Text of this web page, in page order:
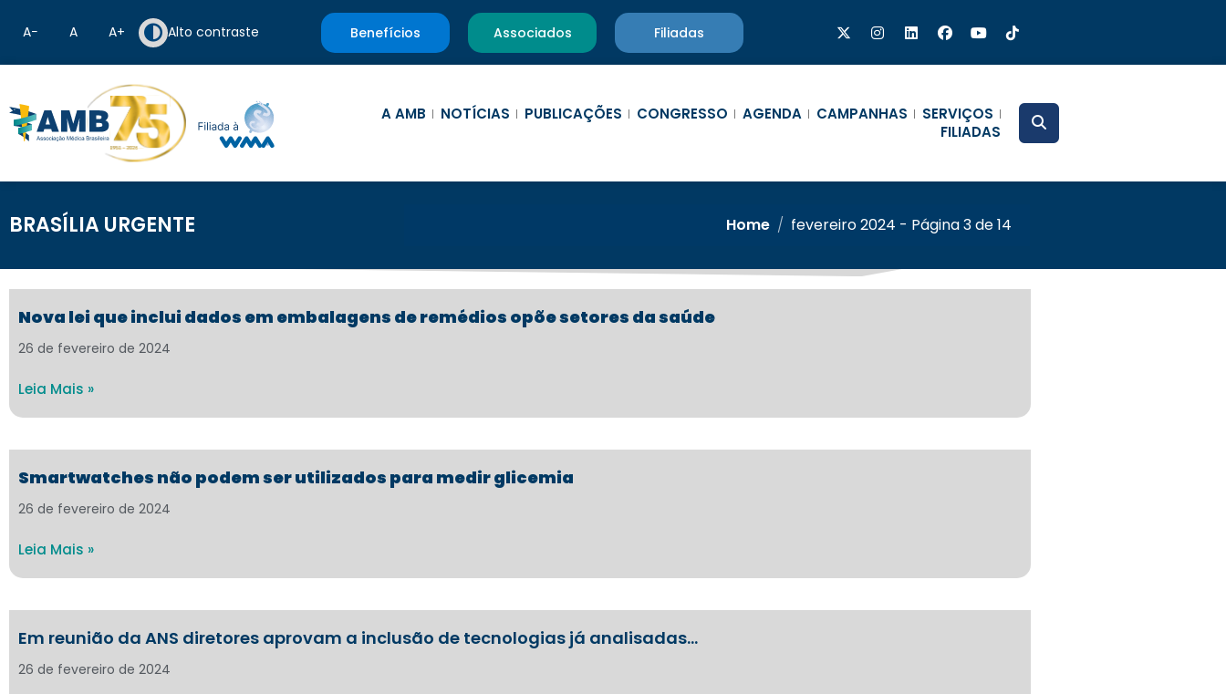
A− A A+ Alto contraste Benefícios Associados Filiadas
A AMB NOTÍCIAS PUBLICAÇÕES CONGRESSO AGENDA CAMPANHAS
SERVIÇOS
FILIADAS
BRASÍLIA URGENTE Home / fevereiro 2024 - Página 3 de 14
Nova lei que inclui dados em embalagens de remédios opõe setores da saúde
26 de fevereiro de 2024
Leia Mais »
Smartwatches não podem ser utilizados para medir glicemia
26 de fevereiro de 2024
Leia Mais »
Em reunião da ANS diretores aprovam a inclusão de tecnologias já analisadas…
26 de fevereiro de 2024